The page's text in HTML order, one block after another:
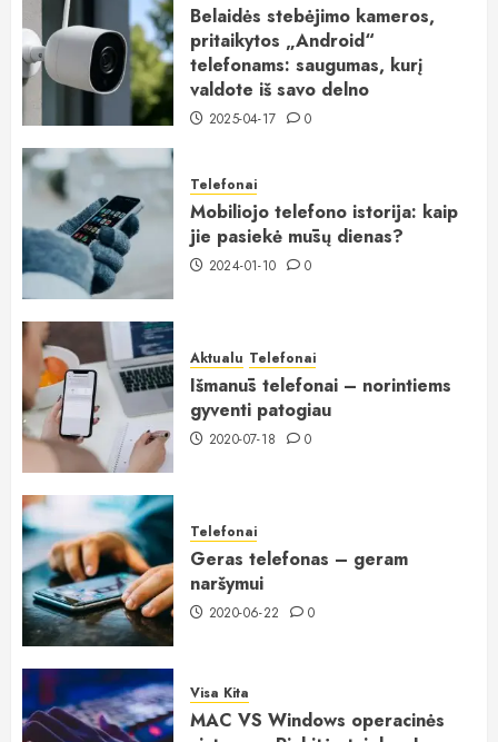
Belaidės stebėjimo kameros,
pritaikytos „Android“
telefonams: saugumas, kurį
valdote iš savo delno
2025-04-17 0
Telefonai
Mobiliojo telefono istorija: kaip
jie pasiekė mūsų dienas?
2024-01-10 0
Aktualu Telefonai
Išmanūs telefonai – norintiems
gyventi patogiau
2020-07-18 0
Telefonai
Geras telefonas – geram
naršymui
2020-06-22 0
Visa Kita
MAC VS Windows operacinės